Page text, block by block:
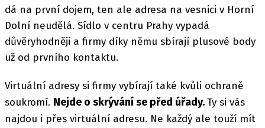
dá na první dojem, ten ale adresa na vesnici v Horní
Dolní neudělá. Sídlo v centru Prahy vypadá
důvěryhodněji a firmy díky němu sbírají plusové body
už od prvního kontaktu.
Virtuální adresy si firmy vybírají také kvůli ochraně
soukromí. Nejde o skrývání se před úřady.Ty si vás
najdou i přes virtuální adresu. Ne každý ale touží mít